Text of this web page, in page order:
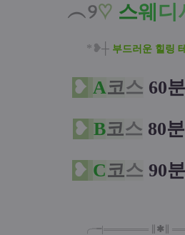
︵୨♡ 스웨 디
*❥┼ 부드러운 힐링
❥ A코스 60분
❥ B코스 80분
❥ C코스 90분
╭╼|═══════ ✱ ══